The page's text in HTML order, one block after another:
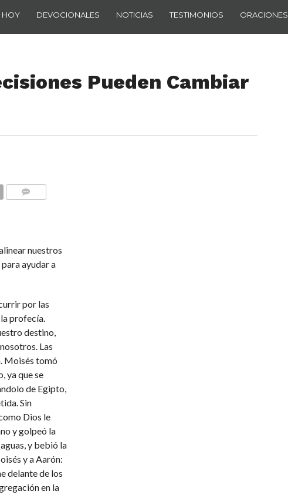
HOY DEVOCIONALES NOTICIAS TESTIMONIOS ORACIONES
Pueden Cambiar
nuestros
ayudar a
por las
profecía.
destino,
Las
Moisés tomó
ya que se
de Egipto,
Sin
Dios le
y golpeó la
y bebió la
y a Aarón:
delante de los
en la